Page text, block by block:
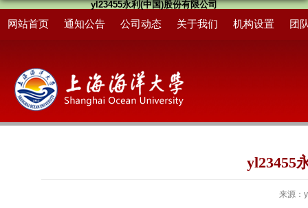
yl23455永利(中国)股份有限公司
网站首页 通知公告 公司动态 关于我们 机构设置 团
yl23455
来源：